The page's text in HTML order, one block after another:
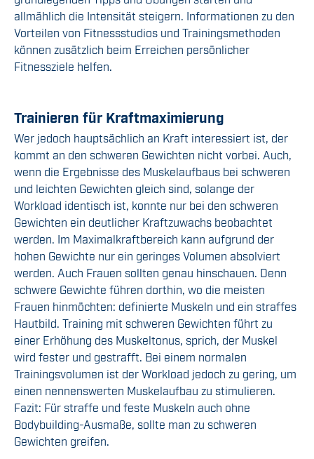
allmählich die Intensität steigern. Informationen zu den
Vorteilen von Fitnessstudios und Trainingsmethoden
können zusätzlich beim Erreichen persönlicher
Fitnessziele helfen.
Trainieren für Kraftmaximierung
Wer jedoch hauptsächlich an Kraft interessiert ist, der
kommt an den schweren Gewichten nicht vorbei. Auch,
wenn die Ergebnisse des Muskelaufbaus bei schweren
und leichten Gewichten gleich sind, solange der
Workload identisch ist, konnte nur bei den schweren
Gewichten ein deutlicher Kraftzuwachs beobachtet
werden. Im Maximalkraftbereich kann aufgrund der
hohen Gewichte nur ein geringes Volumen absolviert
werden. Auch Frauen sollten genau hinschauen. Denn
schwere Gewichte führen dorthin, wo die meisten
Frauen hinmöchten: definierte Muskeln und ein straffes
Hautbild. Training mit schweren Gewichten führt zu
einer Erhöhung des Muskeltonus, sprich, der Muskel
wird fester und gestrafft. Bei einem normalen
Trainingsvolumen ist der Workload jedoch zu gering, um
einen nennenswerten Muskelaufbau zu stimulieren.
Fazit: Für straffe und feste Muskeln auch ohne
Bodybuilding-Ausmaße, sollte man zu schweren
Gewichten greifen.